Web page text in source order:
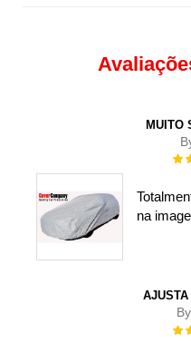
MUITO
na